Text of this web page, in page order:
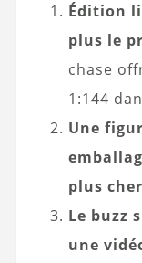
Édition
plus le
chase
1:144
Une
plus
Le buzz
une